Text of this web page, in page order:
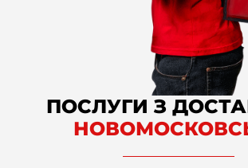
ПОСЛУГИ З